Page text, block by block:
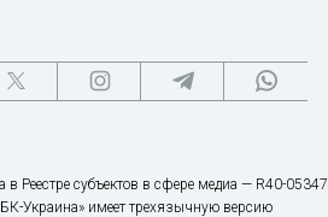
Реестре субъектов в сфере медиа — R40-05347
Украина» имеет трехязычную версию